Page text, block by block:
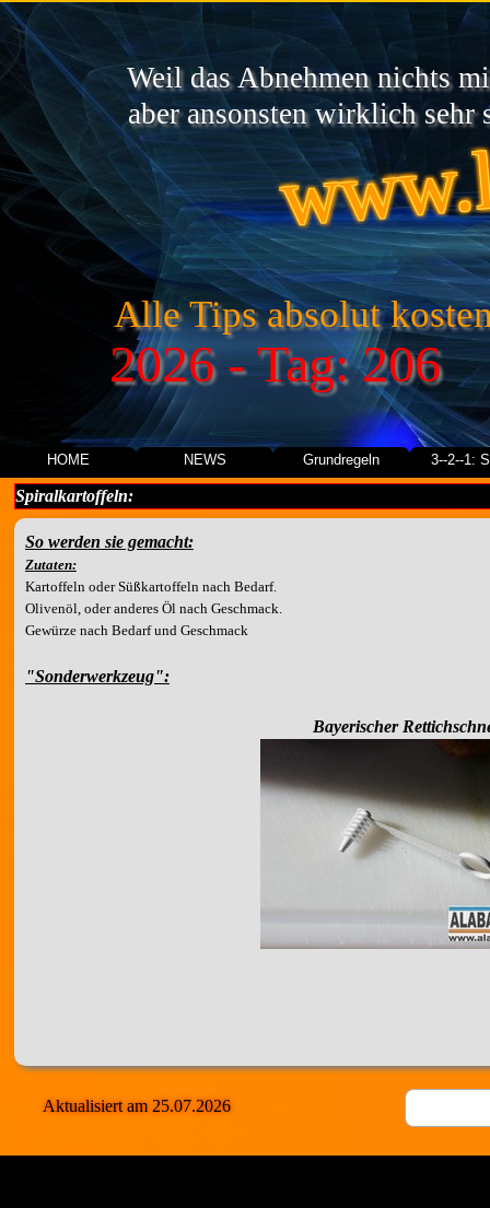
HOME NEWS Grundregeln 3--2--1:
2026 - Tag: 206
Weil das Abnehmen nichts
aber ansonsten wirklich sehr
Alle Tips absolut
Spiralkartoffeln:
So werden sie gemacht:
Zutaten:
Kartoffeln oder Süßkartoffeln nach Bedarf.
Olivenöl, oder anderes Öl nach Geschmack.
Gewürze nach Bedarf und Geschmack
"Sonderwerkzeug":
Bayerischer
Dreht nun vorsichtig den Radischneider in die Kartoffel und dreht in durch.
Die entstandene Spirale zieht ihr auseinander und legt sie auf ein Backblech.
Nun könnt Ihr etwas Öl drüberträufeln und danach salzen, pfeffern...
Der Ofen kann auf 200° Grad (Umluft) vorgeheitzt werden.
Aktualisiert am 25.07.2026